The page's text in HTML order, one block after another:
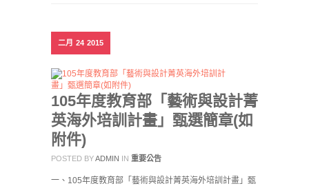
二月 24 2015
105年度教育部「藝術與設計菁
英海外培訓計畫」甄選簡章(如
附件)
POSTED BYADMIN IN 重要公告
一、105年度教育部「藝術與設計菁英海外培訓計畫」甄